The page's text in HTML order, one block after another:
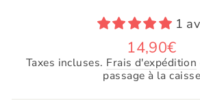
1
Prix
régulier
14,90€
Taxes incluses. Frais d'expédition
passage à la